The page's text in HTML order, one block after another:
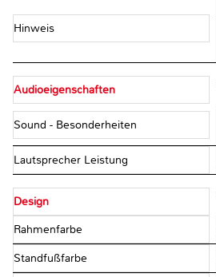
Hinweis
Audioeigenschaften
Sound - Besonderheiten
Lautsprecher Leistung
Design
Rahmenfarbe
Standfußfarbe